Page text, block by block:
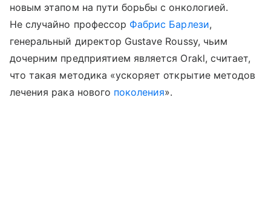
новым этапом на пути борьбы с онкологией.
Не случайно профессор Фабрис Барлези,
генеральный директор Gustave Roussy, чьим
дочерним предприятием является Orakl, считает,
что такая методика «ускоряет открытие методов
лечения рака нового поколения».